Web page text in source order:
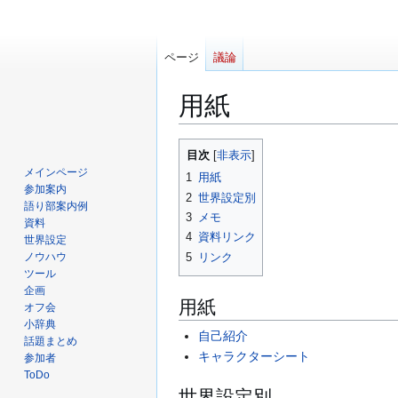
用紙
ナ
ー
シ
ョ
ン
移
動
検
移
動
目次
1 用紙
2 世界設定別
3 メモ
4 資料リンク
5
リンク
用紙
自己紹介
キャラクターシート
ページ 議論
メインページ
参加案内
語り部案内例
資料
世界設定
ノウハウ
ツール
企画
オフ会
小辞典
話題まとめ
参加者
ToDo